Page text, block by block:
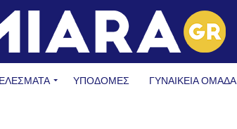
ΥΠΟΔΟΜΈΣ ΓΥΝΑΙΚΕΊΑ ΟΜΆΔΑ